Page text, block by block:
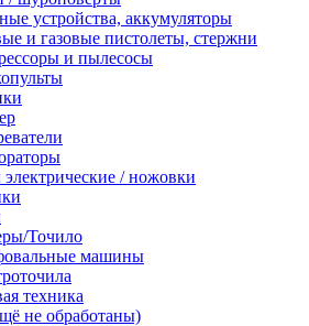
устройства, аккумуляторы
и газовые пистолеты, стержни
и пылесосы
/ ножовки
Точило
машины
техника
не обработаны)